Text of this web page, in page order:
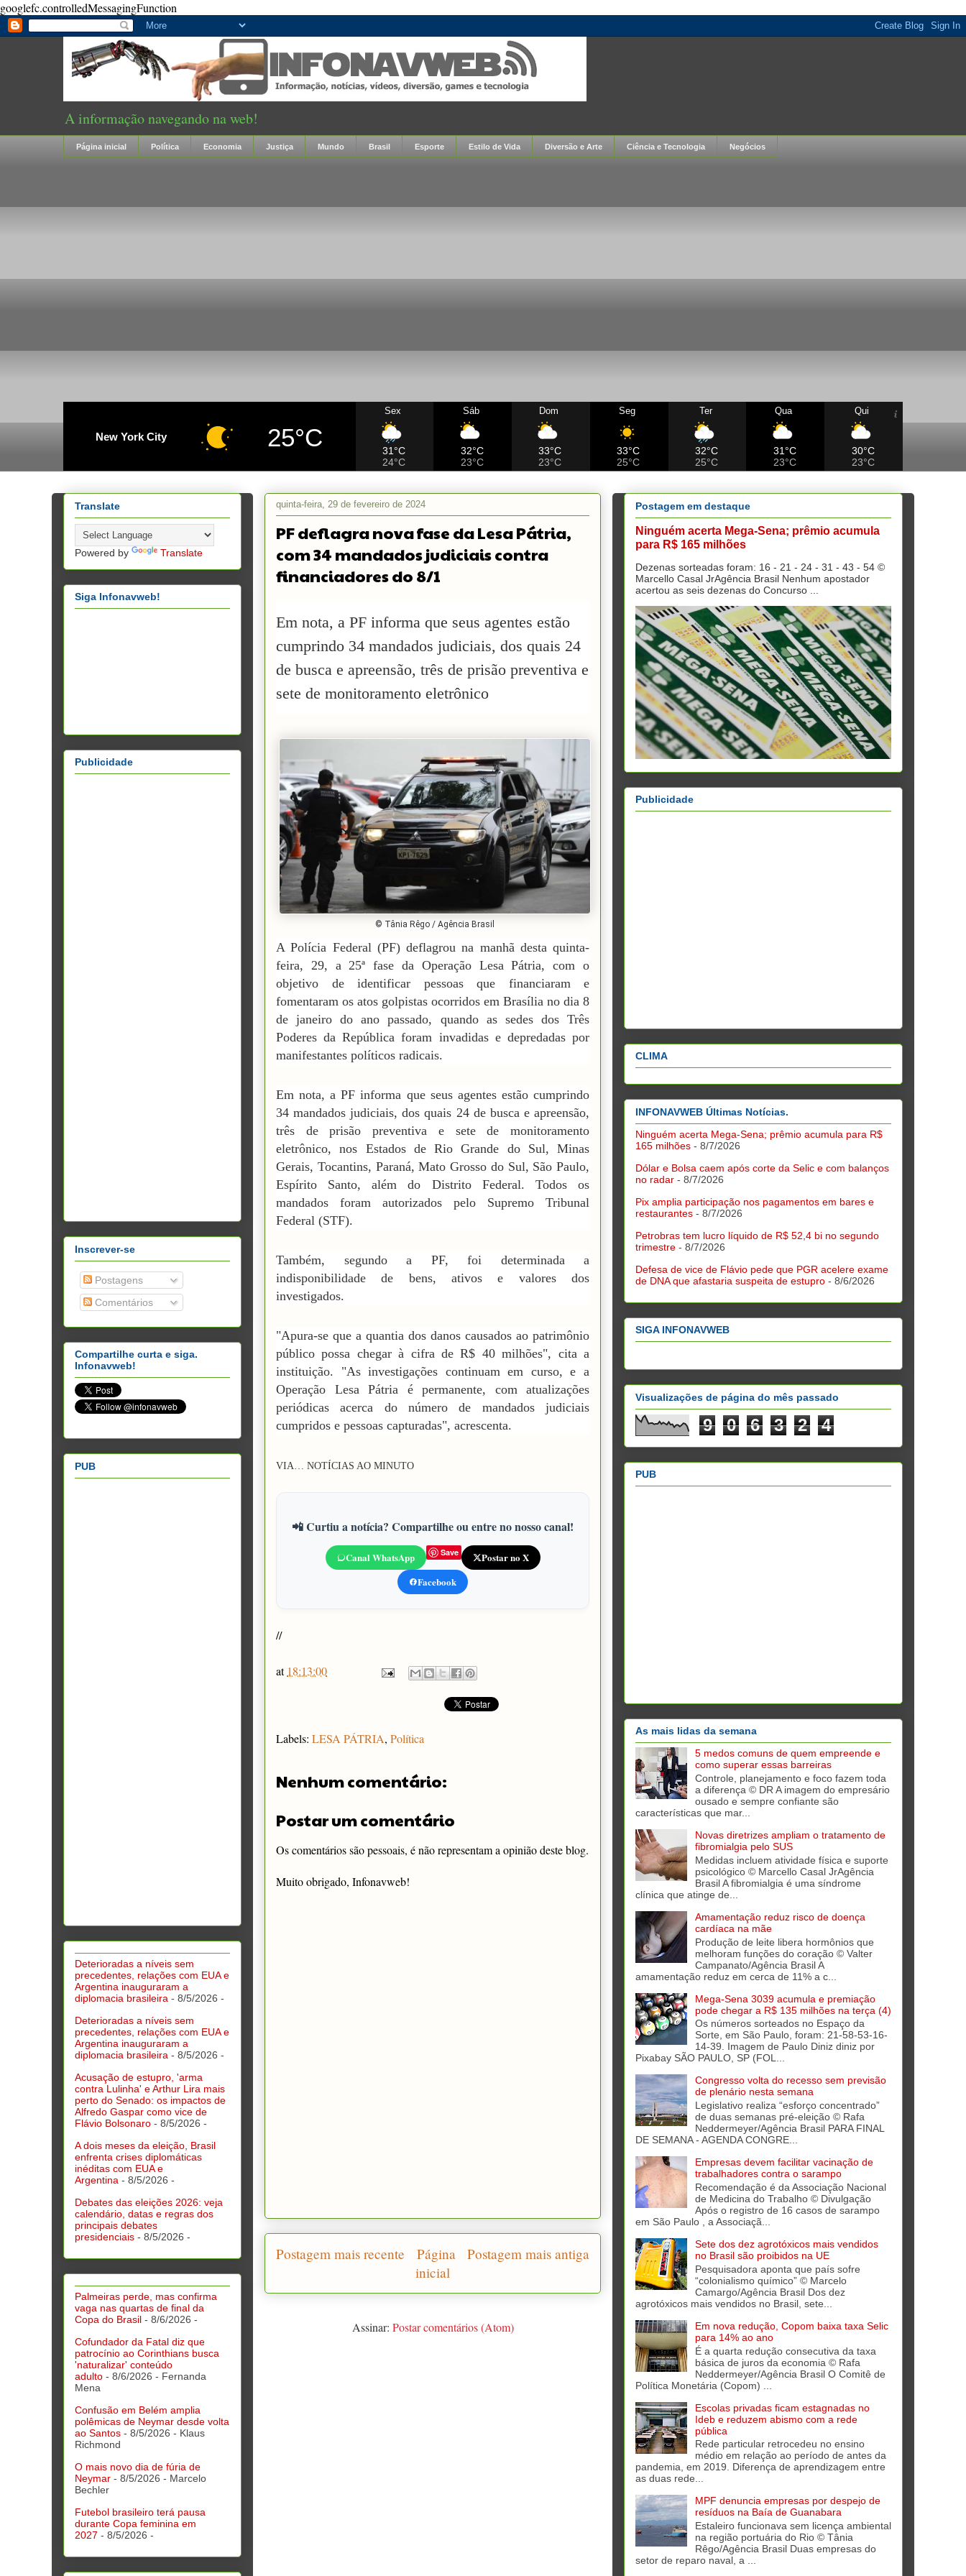
googlefc.controlledMessagingFunction
A informação navegando na web!
Página inicial Política Economia Justiça Mundo Brasil Esporte Estilo de Vida Diversão e Arte Ciência e Tecnologia Negócios
New York City 25°C
Sex
31°C
24°C
Sáb
32°C
23°C
Dom
33°C
23°C
Seg
33°C
25°C
Ter
32°C
25°C
Qua
31°C
23°C
Qui
30°C
23°C
quinta-feira, 29 de fevereiro de 2024
PF deflagra nova fase da Lesa Pátria,
com 34 mandados judiciais contra
financiadores do 8/1
Em nota, a PF informa que seus agentes estão
cumprindo 34 mandados judiciais, dos quais 24
de busca e apreensão, três de prisão preventiva e
sete de monitoramento eletrônico
© Tânia Rêgo / Agência Brasil
A Polícia Federal (PF) deflagrou na manhã desta quinta-
feira, 29, a 25ª fase da Operação Lesa Pátria, com o
objetivo de identificar pessoas que financiaram e
fomentaram os atos golpistas ocorridos em Brasília no dia 8
de janeiro do ano passado, quando as sedes dos Três
Poderes da República foram invadidas e depredadas por
manifestantes políticos radicais.
Em nota, a PF informa que seus agentes estão cumprindo
34 mandados judiciais, dos quais 24 de busca e apreensão,
três de prisão preventiva e sete de monitoramento
eletrônico, nos Estados de Rio Grande do Sul, Minas
Gerais, Tocantins, Paraná, Mato Grosso do Sul, São Paulo,
Espírito Santo, além do Distrito Federal. Todos os
mandados foram autorizados pelo Supremo Tribunal
Federal (STF).
Também, segundo a PF, foi determinada a
indisponibilidade de bens, ativos e valores dos
investigados.
"Apura-se que a quantia dos danos causados ao patrimônio
público possa chegar à cifra de R$ 40 milhões", cita a
instituição. "As investigações continuam em curso, e a
Operação Lesa Pátria é permanente, com atualizações
periódicas acerca do número de mandados judiciais
cumpridos e pessoas capturadas", acrescenta.
VIA… NOTÍCIAS AO MINUTO
📲 Curtiu a notícia? Compartilhe ou entre no nosso canal!
Canal WhatsApp Save
Postar no X
Facebook
//
at 18:13:00
Labels: LESA PÁTRIA, Política
Nenhum comentário:
Postar um comentário
Os comentários são pessoais, é não representam a opinião deste blog.
Muito obrigado, Infonavweb!
Postagem mais recente Postagem mais antiga
Página
inicial
Assinar: Postar comentários (Atom)
Translate
Powered by Translate
Siga Infonavweb!
Publicidade
Inscrever-se
Postagens
Comentários
Compartilhe curta e siga.
Infonavweb!
PUB
Deterioradas a níveis sem
precedentes, relações com EUA e
Argentina inauguraram a
diplomacia brasileira - 8/5/2026 -
Deterioradas a níveis sem
precedentes, relações com EUA e
Argentina inauguraram a
diplomacia brasileira - 8/5/2026 -
Acusação de estupro, 'arma
contra Lulinha' e Arthur Lira mais
perto do Senado: os impactos de
Alfredo Gaspar como vice de
Flávio Bolsonaro - 8/5/2026 -
A dois meses da eleição, Brasil
enfrenta crises diplomáticas
inéditas com EUA e
Argentina - 8/5/2026 -
Debates das eleições 2026: veja
calendário, datas e regras dos
principais debates
presidenciais - 8/5/2026 -
Palmeiras perde, mas confirma
vaga nas quartas de final da
Copa do Brasil - 8/6/2026 -
Cofundador da Fatal diz que
patrocínio ao Corinthians busca
'naturalizar' conteúdo
adulto - 8/6/2026 - Fernanda
Mena
Confusão em Belém amplia
polêmicas de Neymar desde volta
ao Santos - 8/5/2026 - Klaus
Richmond
O mais novo dia de fúria de
Neymar - 8/5/2026 - Marcelo
Bechler
Futebol brasileiro terá pausa
durante Copa feminina em
2027 - 8/5/2026 -
Postagem em destaque
Ninguém acerta Mega-Sena; prêmio acumula
para R$ 165 milhões
Dezenas sorteadas foram: 16 - 21 - 24 - 31 - 43 - 54 ©
Marcello Casal JrAgência Brasil Nenhum apostador
acertou as seis dezenas do Concurso ...
Publicidade
CLIMA
INFONAVWEB Últimas Notícias.
Ninguém acerta Mega-Sena; prêmio acumula para R$
165 milhões - 8/7/2026
Dólar e Bolsa caem após corte da Selic e com balanços
no radar - 8/7/2026
Pix amplia participação nos pagamentos em bares e
restaurantes - 8/7/2026
Petrobras tem lucro líquido de R$ 52,4 bi no segundo
trimestre - 8/7/2026
Defesa de vice de Flávio pede que PGR acelere exame
de DNA que afastaria suspeita de estupro - 8/6/2026
SIGA INFONAVWEB
Visualizações de página do mês passado
9 0 6 3 2 4
PUB
As mais lidas da semana
5 medos comuns de quem empreende e
como superar essas barreiras
Controle, planejamento e foco fazem toda
a diferença © DR A imagem do empresário
ousado e sempre confiante são
características que mar...
Novas diretrizes ampliam o tratamento de
fibromialgia pelo SUS
Medidas incluem atividade física e suporte
psicológico © Marcello Casal JrAgência
Brasil A fibromialgia é uma síndrome
clínica que atinge de...
Amamentação reduz risco de doença
cardíaca na mãe
Produção de leite libera hormônios que
melhoram funções do coração © Valter
Campanato/Agência Brasil A
amamentação reduz em cerca de 11% a c...
Mega-Sena 3039 acumula e premiação
pode chegar a R$ 135 milhões na terça (4)
Os números sorteados no Espaço da
Sorte, em São Paulo, foram: 21-58-53-16-
14-39. Imagem de Paulo Diniz diniz por
Pixabay SÃO PAULO, SP (FOL...
Congresso volta do recesso sem previsão
de plenário nesta semana
Legislativo realiza “esforço concentrado”
de duas semanas pré-eleição © Rafa
Neddermeyer/Agência Brasil PARA FINAL
DE SEMANA - AGENDA CONGRE...
Empresas devem facilitar vacinação de
trabalhadores contra o sarampo
Recomendação é da Associação Nacional
de Medicina do Trabalho © Divulgação
Após o registro de 16 casos de sarampo
em São Paulo , a Associaçã...
Sete dos dez agrotóxicos mais vendidos
no Brasil são proibidos na UE
Pesquisadora aponta que país sofre
“colonialismo químico” © Marcelo
Camargo/Agência Brasil Dos dez
agrotóxicos mais vendidos no Brasil, sete...
Em nova redução, Copom baixa taxa Selic
para 14% ao ano
É a quarta redução consecutiva da taxa
básica de juros da economia © Rafa
Neddermeyer/Agência Brasil O Comitê de
Política Monetária (Copom) ...
Escolas privadas ficam estagnadas no
Ideb e reduzem abismo com a rede
pública
Rede particular retrocedeu no ensino
médio em relação ao período de antes da
pandemia, em 2019. Diferença de aprendizagem entre
as duas rede...
MPF denuncia empresas por despejo de
resíduos na Baía de Guanabara
Estaleiro funcionava sem licença ambiental
na região portuária do Rio © Tânia
Rêgo/Agência Brasil Duas empresas do
setor de reparo naval, a ...